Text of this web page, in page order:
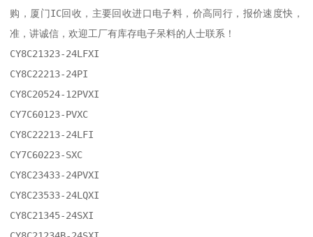
购，厦门IC回收，主要回收进口电子料，价高同行，报价速度快，
准，讲诚信，欢迎工厂有库存电子呆料的人士联系！
CY8C21323-24LFXI
CY8C22213-24PI
CY8C20524-12PVXI
CY7C60123-PVXC
CY8C22213-24LFI
CY7C60223-SXC
CY8C23433-24PVXI
CY8C23533-24LQXI
CY8C21345-24SXI